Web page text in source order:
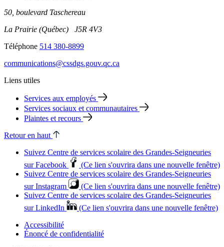
50, boulevard Taschereau
La Prairie (Québec) J5R 4V3
Téléphone 514 380-8899
communications@cssdgs.gouv.qc.ca
Liens utiles
Services aux employés
Services sociaux et communautaires
Plaintes et recours
Retour en haut
Suivez Centre de services scolaire des Grandes‑Seigneuries
sur Facebook
(Ce lien s'ouvrira dans une nouvelle fenêtre)
Suivez Centre de services scolaire des Grandes‑Seigneuries
sur Instagram
(Ce lien s'ouvrira dans une nouvelle fenêtre)
Suivez Centre de services scolaire des Grandes‑Seigneuries
sur LinkedIn
(Ce lien s'ouvrira dans une nouvelle fenêtre)
Accessibilité
Énoncé de confidentialité